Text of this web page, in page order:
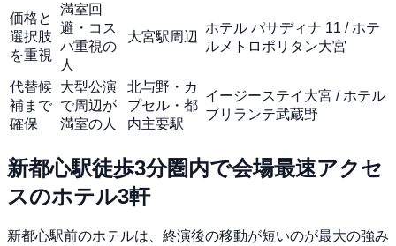
価格と
選択肢
を重視
満室回
避・コス
パ重視の
人
大宮駅周辺
ホテル パサディナ 11 / ホテ
ルメトロポリタン大宮
代替候
補まで
確保
大型公演
で周辺が
満室の人
北与野・カ
プセル・都
内主要駅
イージーステイ大宮 / ホテル
ブリランテ武蔵野
新都心駅徒歩3分圏内で会場最速アクセ
スのホテル3軒
新都心駅前のホテルは、終演後の移動が短いのが最大の強み